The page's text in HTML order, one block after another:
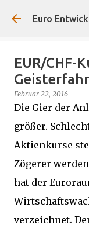
Euro
EUR/CHF-
Februar 22, 2016
Die Gier der
größer.
Aktienkurse
Zögerer
hat der
verzeichnet.